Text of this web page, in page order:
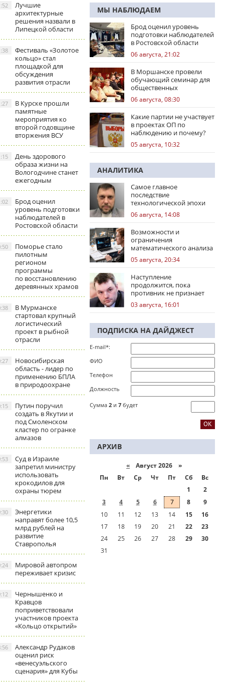
Лучшие
архитектурные
решения назвали в
Липецкой области
Фестиваль «Золотое
кольцо» стал
площадкой для
обсуждения
развития отрасли
В Курске прошли
памятные
мероприятия ко
второй годовщине
вторжения ВСУ
День здорового
образа жизни на
Вологодчине станет
ежегодным
Брод оценил
уровень подготовки
наблюдателей в
Ростовской области
Поморье стало
пилотным
регионом
программы
по восстановлению
деревянных храмов
В Мурманске
стартовал крупный
логистический
проект в рыбной
отрасли
Новосибирская
область - лидер по
применению БПЛА
в природоохране
Путин поручил
создать в Якутии и
под Смоленском
кластер по огранке
алмазов
Суд в Израиле
запретил министру
использовать
крокодилов для
охраны тюрем
Энергетики
направят более 10,5
млрд рублей на
развитие
Ставрополья
Мировой автопром
переживает кризис
Чернышенко и
Кравцов
поприветствовали
участников проекта
«Кольцо открытий»
Александр Рудаков
оценил риск
«венесуэльского
сценария» для Кубы
МЫ НАБЛЮДАЕМ
Брод оценил уровень
подготовки наблюдателей
в Ростовской области
06 августа, 21:02
В Моршанске провели
обучающий семинар для
общественных
наблюдателей
06 августа, 08:30
Какие партии не участвует
в проектах ОП по
наблюдению и почему?
05 августа, 10:32
АНАЛИТИКА
Самое главное
последствие
технологической эпохи
06 августа, 14:08
Возможности и
ограничения
математического анализа
избирательных кампаний
05 августа, 20:34
Наступление
продолжится, пока
противник не признает
стратегическое
поражение
03 августа, 16:01
ПОДПИСКА НА ДАЙДЖЕСТ
E-mail*:
ФИО
Телефон
Должность
Сумма 2 и 7 будет
АРХИВ
« Август 2026 »
Пн
Вт Ср Чт Пт Сб
Вс
1
2
3
4 5 6 7 8
9
10
11 12 13 14 15
16
17
18 19 20 21 22
23
24
25 26 27 28 29
30
31